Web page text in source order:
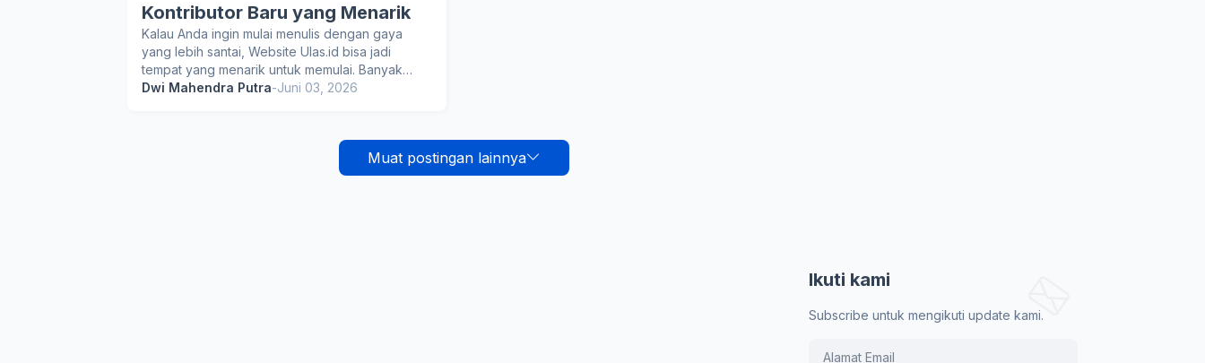
Kontributor Baru yang Menarik
Kalau Anda ingin mulai menulis dengan gaya
yang lebih santai, Website Ulas.id bisa jadi
tempat yang menarik untuk memulai. Banyak…
Dwi Mahendra Putra-Juni 03, 2026
Muat postingan lainnya
Ikuti kami
Subscribe untuk mengikuti update kami.